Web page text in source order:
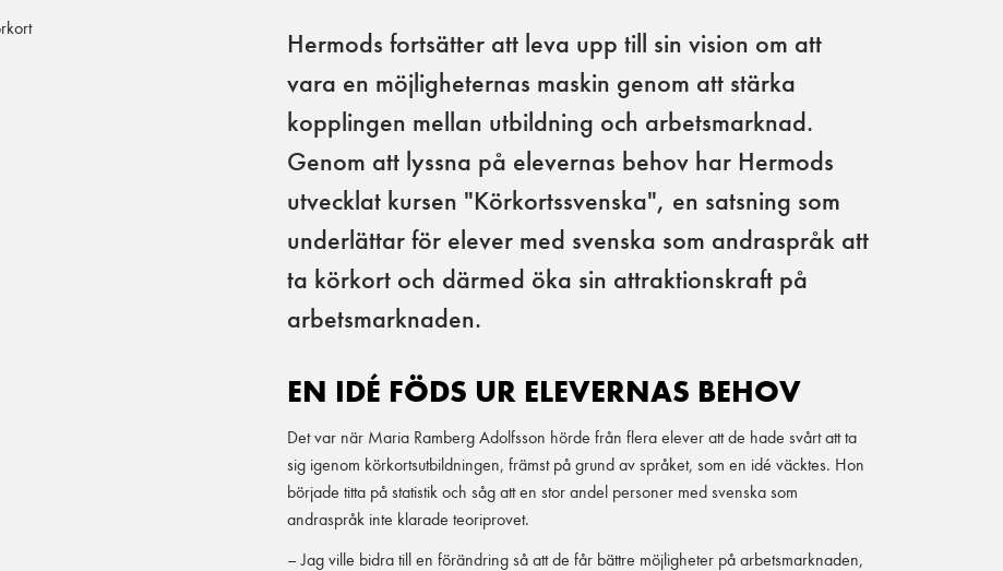
Hermods fortsätter att leva upp till sin vision om att
vara en möjligheternas maskin genom att stärka
kopplingen mellan utbildning och arbetsmarknad.
Genom att lyssna på elevernas behov har Hermods
utvecklat kursen "Körkortssvenska", en satsning som
underlättar för elever med svenska som andraspråk att
ta körkort och därmed öka sin attraktionskraft på
arbetsmarknaden.
EN IDÉ FÖDS UR ELEVERNAS BEHOV
Det var när Maria Ramberg Adolfsson hörde från flera elever att de hade svårt att ta
sig igenom körkortsutbildningen, främst på grund av språket, som en idé väcktes. Hon
började titta på statistik och såg att en stor andel personer med svenska som
andraspråk inte klarade teoriprovet.
– Jag ville bidra till en förändring så att de får bättre möjligheter på arbetsmarknaden,